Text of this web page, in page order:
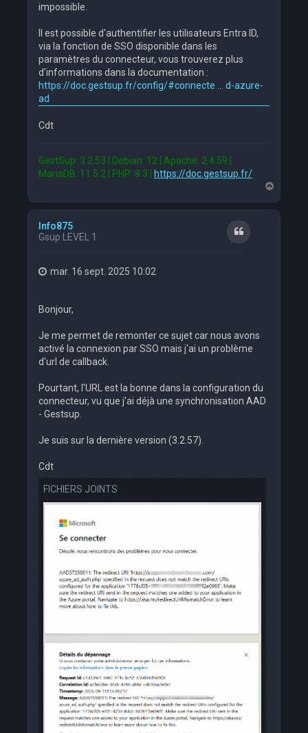
impossible.
Il est possible d'authentifier les utilisateurs Entra ID,
via la fonction de SSO disponible dans les
paramètres du connecteur, vous trouverez plus
d'informations dans la documentation :
https://doc.gestsup.fr/config/#connecte ... d-azure-
ad
Cdt
GestSup: 3.2.53 | Debian: 12 | Apache: 2.4.59 |
MariaDB: 11.5.2 | PHP: 8.3 |
https://doc.gestsup.fr/
a
Info875
Gsup LEVEL 1
Citation
mar. 16 sept. 2025 10:02
Bonjour,
Je me permet de remonter ce sujet car nous avons
activé la connexion par SSO mais j'ai un problème
d'url de callback.
Pourtant, l'URL est la bonne dans la configuration du
connecteur, vu que j'ai déjà une synchronisation AAD
- Gestsup.
Je suis sur la dernière version (3.2.57).
Cdt
FICHIERS JOINTS